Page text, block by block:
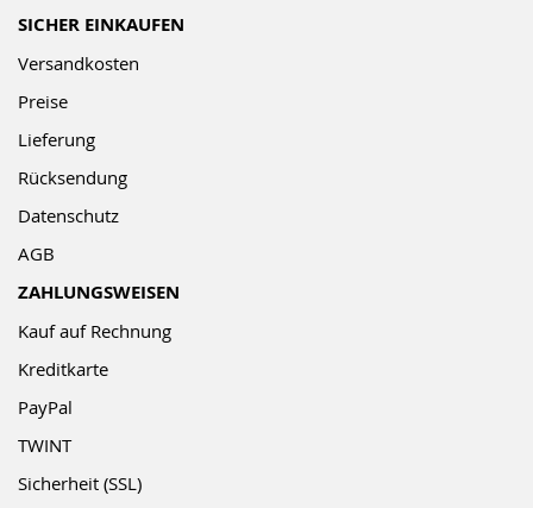
SICHER EINKAUFEN
Versandkosten
Preise
Lieferung
Rücksendung
Datenschutz
AGB
ZAHLUNGSWEISEN
Kauf auf Rechnung
Kreditkarte
PayPal
TWINT
Sicherheit (SSL)